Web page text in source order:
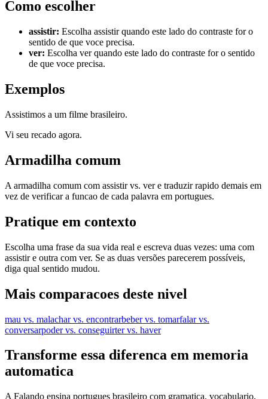
Como escolher
assistir: Escolha assistir quando este lado do contraste for o
sentido de que voce precisa.
ver: Escolha ver quando este lado do contraste for o sentido
de que voce precisa.
Exemplos
Assistimos a um filme brasileiro.
Vi seu recado agora.
Armadilha comum
A armadilha comum com assistir vs. ver e traduzir rapido demais em
vez de verificar a funcao de cada palavra em portugues.
Pratique em contexto
Escolha uma frase da sua vida real e escreva duas vezes: uma com
assistir e outra com ver. Se as duas versões parecerem possíveis,
diga qual sentido mudou.
Mais comparacoes deste nivel
mau vs. malachar vs. encontrarbeber vs. tomarfalar vs.
conversarpoder vs. conseguirter vs. haver
Transforme essa diferenca em memoria
automatica
A Falando ensina portugues brasileiro com gramatica, vocabulario,